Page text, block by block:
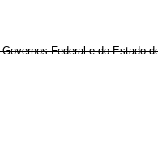
Federal e do Estado